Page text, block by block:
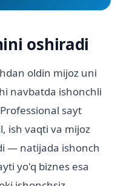
oshiradi
oldin mijoz uni
navbatda ishonchli
sayt
ish vaqti va mijoz
— natijada ishonch
yo'q biznes esa